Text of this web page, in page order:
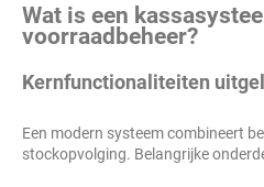
Wat is een
voorraadbeheer?
Kernfunctionaliteiten
Een modern systeem combineert
stockopvolging. Belangrijke